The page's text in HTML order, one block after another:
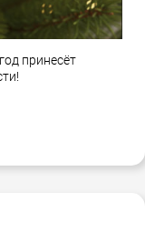
принесёт